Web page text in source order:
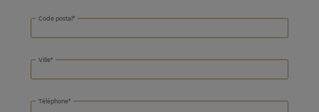
Code postal
Ville
Téléphone